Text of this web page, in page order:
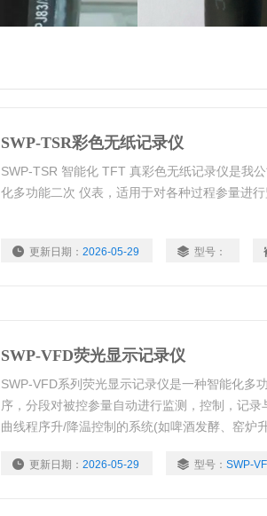
SWP-TSR彩色无纸记录仪
SWP-TSR 智能化 TFT 真彩色无纸记录仪是我
化多功能二次 仪表，适用于对各种过程参量进
更新日期： 2026-05-29 型号：
SWP-VFD荧光显示记录仪
SWP-VFD系列荧光显示记录仪是一种智能化多
序，分段对被控参量自动进行监测，控制，记
曲线程序升/降温控制的系统(如啤酒发酵、窑炉
每一段均采用PID参数设定控制，使控制更为精
更新日期： 2026-05-29 型号： SWP-